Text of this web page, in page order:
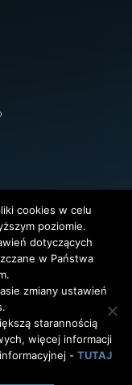
i Studiów
All Rights
InterAktywni
cookies w celu
poziomie.
dotyczących
w Państwa
zmiany ustawień
starannością
więcej informacji
- TUTAJ